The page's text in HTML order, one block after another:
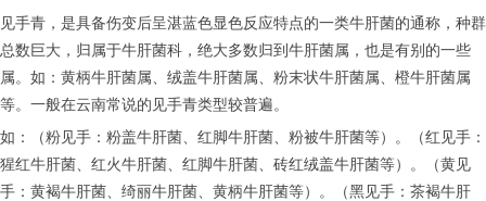
见手青，是具备伤变后呈湛蓝色显色反应特点的一类牛肝菌的通称，种群
总数巨大，归属于牛肝菌科，绝大多数归到牛肝菌属，也是有别的一些
属。如：黄柄牛肝菌属、绒盖牛肝菌属、粉末状牛肝菌属、橙牛肝菌属
等。一般在云南常说的见手青类型较普遍。
如：（粉见手：粉盖牛肝菌、红脚牛肝菌、粉被牛肝菌等）。（红见手：
猩红牛肝菌、红火牛肝菌、红脚牛肝菌、砖红绒盖牛肝菌等）。（黄见
手：黄褐牛肝菌、绮丽牛肝菌、黄柄牛肝菌等）。（黑见手：茶褐牛肝